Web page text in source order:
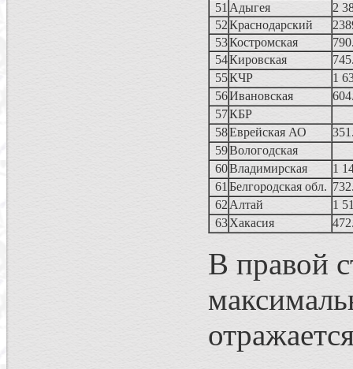
51 Адыгея
2
52Краснодарский
53Костромская
54Кировская
55КЧР
1
56Ивановская
57КБР
58Еврейская АО
59Вологодская
60Владимирская
1
61 Белгородская обл.
62 Алтай
1
63Хакасия
В правой